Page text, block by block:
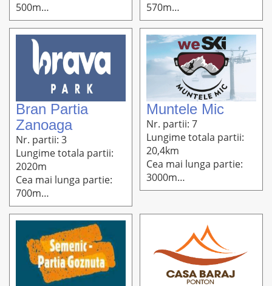
500m
Altitudine: 850m-800m
570m
Altitudine: 1260m-800m
Bran Partia
Zanoaga
Nr. partii: 3
Lungime totala partii:
2020m
Cea mai lunga partie:
700m
Altitudine: 1200m-
1000m
Muntele Mic
Nr. partii: 7
Lungime totala partii:
20,4km
Cea mai lunga partie:
3000m
Altitudine: 1800-800m